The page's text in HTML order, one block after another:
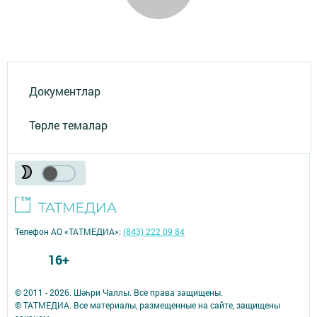
Документлар
Төрле темалар
© 2011 - 2026. Шәһри Чаллы. Все права защищены.
© ТАТМЕДИА. Все материалы, размещенные на сайте, защищены
Телефон АО «ТАТМЕДИА»:(843) 222 09 84
16+